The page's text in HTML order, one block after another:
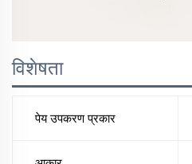
विशेषता
पेय उपकरण प्रकार